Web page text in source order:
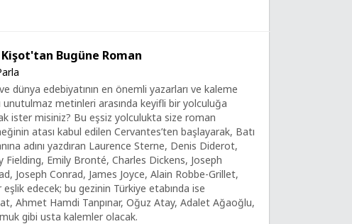
Kişot'tan Bugüne Roman
dünya edebiyatının en önemli yazarları ve kaleme
unutulmaz metinleri arasında keyifli bir yolculuğa
ister misiniz? Bu eşsiz yolculukta size roman
atası kabul edilen Cervantes’ten başlayarak, Batı
adını yazdıran Laurence Sterne, Denis Diderot,
Fielding, Emily Bronté, Charles Dickens, Joseph
Joseph Conrad, James Joyce, Alain Robbe-Grillet,
edecek; bu gezinin Türkiye etabında ise
Ahmet Hamdi Tanpınar, Oğuz Atay, Adalet Ağaoğlu,
gibi usta kalemler olacak.